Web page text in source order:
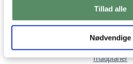
Tillad alle
Nødvendige
Jeg hedder Ann-Christine, og
bag opskrifterne her på
velsmagende opskrifter, som jeg
Valdemarsro, i mine kogebøger
madplaner